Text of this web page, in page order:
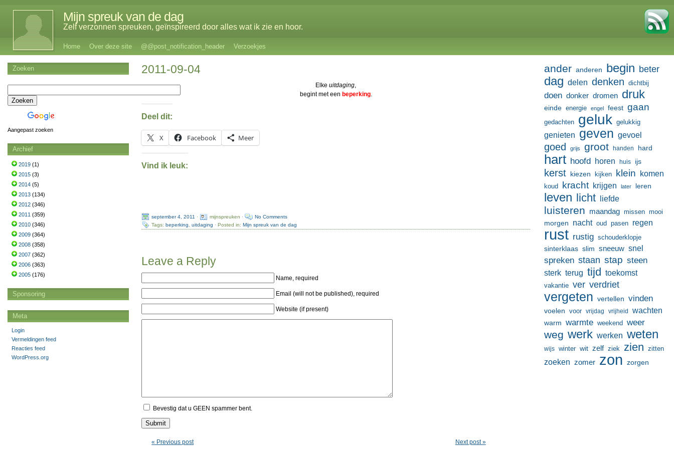
Mijn spreuk van de dag
Zelf verzonnen spreuken, geïnspireerd door alles wat ik zie en hoor.
Home Over deze site @@post_notification_header Verzoekjes
2011-09-04
Elkeuitdaging,
begint met een beperking.
Deel dit:
X Facebook Meer
Vind ik leuk:
september 4, 2011 · mijnspreuken ·
No Comments
Tags:beperking ,uitdaging · Posted in:Mijn spreuk van de dag
Leave a Reply
Name, required
Email (will not be published), required
Website (if present)
Bevestig dat u GEEN spammer bent.
« Previous post Next post »
ander anderen begin beter
dag delen denken dichtbij
doen donker dromen druk
einde energie engel feest gaan
gedachten geluk gelukkig
genieten geven gevoel
goed grijs groot handen hard
hart hoofd horen huis ijs
kerst kiezen kijken klein komen
koud kracht krijgen later leren
leven licht liefde
luisteren maandag missen mooi
morgen nacht oud pasen regen
rust rustig schouderklopje
sinterklaas slim sneeuw snel
spreken staan stap steen
sterk terug tijd toekomst
vakantie ver verdriet
vergeten vertellen vinden
voelen voor vrijdag vrijheid wachten
warm warmte weekend weer
weg werk werken weten
wijs winter wit zelf ziek zien zitten
zoeken zomer zon zorgen
Zoeken
Aangepast zoeken
Archief
2019 (1)
2015 (3)
2014 (5)
2013 (134)
2012 (346)
2011 (359)
2010 (346)
2009 (364)
2008 (358)
2007 (362)
2006 (363)
2005 (176)
Sponsoring
Meta
Login
Vermeldingen feed
Reacties feed
WordPress.org